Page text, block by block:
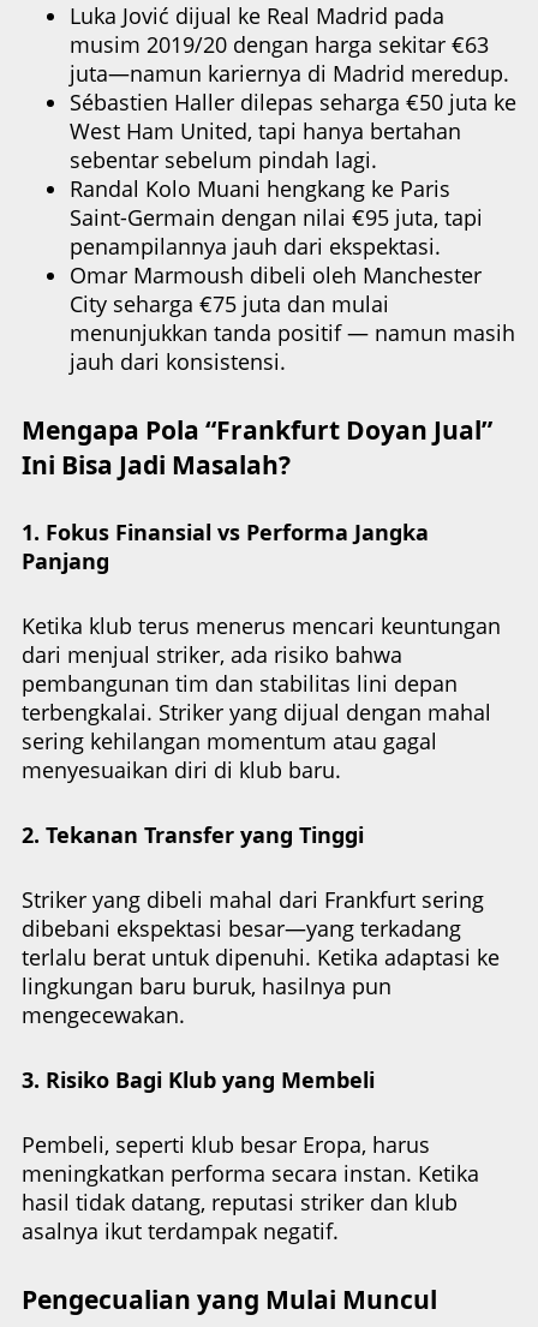
Luka Jović dijual ke Real Madrid pada
musim 2019/20 dengan harga sekitar €63
juta—namun kariernya di Madrid meredup.
Sé­bastien Haller dilepas seharga €50 juta ke
West Ham United, tapi hanya bertahan
sebentar sebelum pindah lagi.
Randal Kolo Muani hengkang ke Paris
Saint‑Germain dengan nilai €95 juta, tapi
penampilannya jauh dari ekspektasi.
Omar Marmoush dibeli oleh Manchester
City seharga €75 juta dan mulai
menunjukkan tanda positif — namun masih
jauh dari konsistensi.
Mengapa Pola “Frankfurt Doyan Jual”
Ini Bisa Jadi Masalah?
1. Fokus Finansial vs Performa Jangka
Panjang
Ketika klub terus menerus mencari keuntungan
dari menjual striker, ada risiko bahwa
pembangunan tim dan stabilitas lini depan
terbengkalai. Striker yang dijual dengan mahal
sering kehilangan momentum atau gagal
menyesuaikan diri di klub baru.
2. Tekanan Transfer yang Tinggi
Striker yang dibeli mahal dari Frankfurt sering
dibebani ekspektasi besar—yang terkadang
terlalu berat untuk dipenuhi. Ketika adaptasi ke
lingkungan baru buruk, hasilnya pun
mengecewakan.
3. Risiko Bagi Klub yang Membeli
Pembeli, seperti klub besar Eropa, harus
meningkatkan performa secara instan. Ketika
hasil tidak datang, reputasi striker dan klub
asalnya ikut terdampak negatif.
Pengecualian yang Mulai Muncul